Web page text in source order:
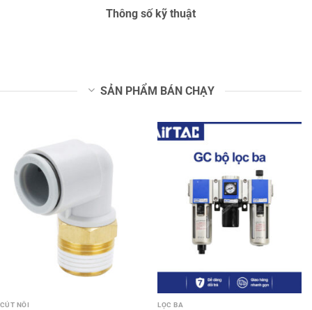
Thông số kỹ thuật
SẢN PHẨM BÁN CHẠY
CÚT NỐI LỌC BA